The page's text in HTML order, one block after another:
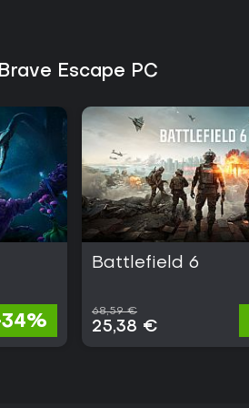
Escape PC
Battlefield 6
68,59 €
25,38 €